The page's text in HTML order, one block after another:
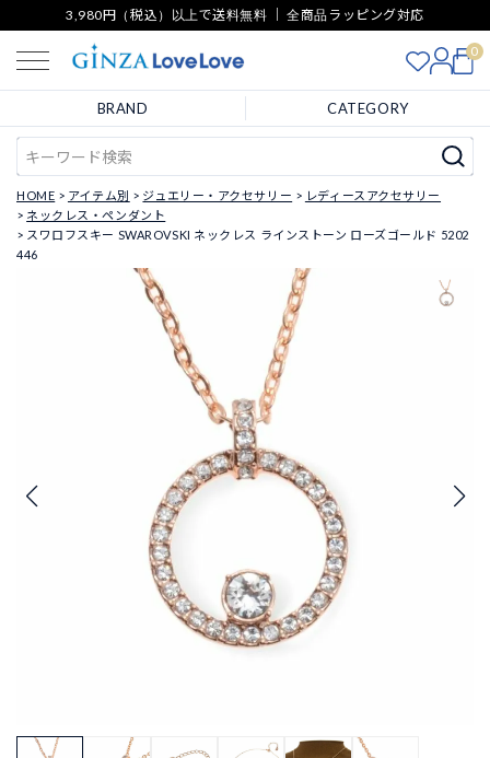
3,980円（税込）以上で送料無料 ｜ 全商品ラッピング対応
0
BRAND CATEGORY
HOME アイテム別 ジュエリー・アクセサリー
レディースアクセサリー
ネックレス・ペンダント
スワロフスキー SWAROVSKI ネックレス ラインストーン ローズゴールド 5202
446